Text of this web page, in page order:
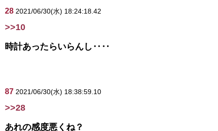
28 2021/06/30(水) 18:24:18.42
>>10
時計あったらいらんし‥‥
87 2021/06/30(水) 18:38:59.10
>>28
あれの感度悪くね？